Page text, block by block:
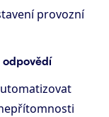
provozní